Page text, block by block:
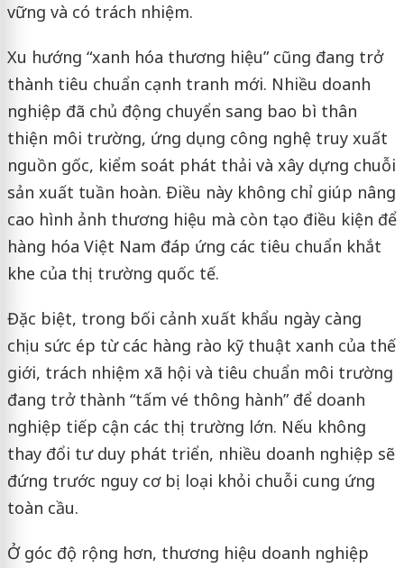
vững và có trách nhiệm.
Xu hướng “xanh hóa thương hiệu” cũng đang trở
thành tiêu chuẩn cạnh tranh mới. Nhiều doanh
nghiệp đã chủ động chuyển sang bao bì thân
thiện môi trường, ứng dụng công nghệ truy xuất
nguồn gốc, kiểm soát phát thải và xây dựng chuỗi
sản xuất tuần hoàn. Điều này không chỉ giúp nâng
cao hình ảnh thương hiệu mà còn tạo điều kiện để
hàng hóa Việt Nam đáp ứng các tiêu chuẩn khắt
khe của thị trường quốc tế.
Đặc biệt, trong bối cảnh xuất khẩu ngày càng
chịu sức ép từ các hàng rào kỹ thuật xanh của thế
giới, trách nhiệm xã hội và tiêu chuẩn môi trường
đang trở thành “tấm vé thông hành” để doanh
nghiệp tiếp cận các thị trường lớn. Nếu không
thay đổi tư duy phát triển, nhiều doanh nghiệp sẽ
đứng trước nguy cơ bị loại khỏi chuỗi cung ứng
toàn cầu.
Ở góc độ rộng hơn, thương hiệu doanh nghiệp